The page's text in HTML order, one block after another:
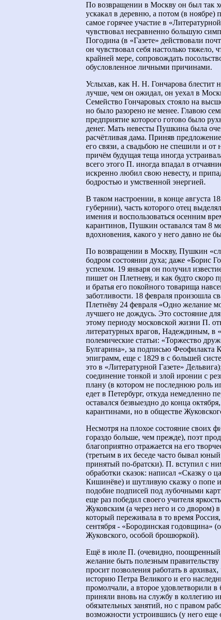
По возвращении в Москву он был так
ускакал в деревню, а потом (в ноябре)
самое горячее участие в
чувствовал несравненно большую
Погодина (в «Газете» действовали
он чувствовал себя настолько тяжело,
крайней мере, сопровождать
обусловленное личными причинами.
Услыхав, как Н. Н. Гончарова блестит
лучше, чем он ожидал, он уехал в
Семейство Гончаровых стояло на
но было разорено не менее. Главою
предприятие которого готово было
денег. Мать невесты Пушкина была
расчётливая дама. Приняв
его связи, а свадьбою не спешили и от
причём будущая теща иногда
всего этого П. иногда впадал в
искренно любил свою невесту, и
бодростью и умственной энергией.
В таком настроении, в конце августа
губернии), часть которого отец
имения и воспользоваться осенним
карантинов, Пушкин оставался там 8
вдохновения, какого у него давно не
По возвращении в Москву, Пушкин
бодром состоянии духа; даже «Борис
успехом. 19 января он получил
пишет он Плетневу, и как будто скоро
и братья его покойного товарища
заботливости. 18 февраля произошла
Плетнёву 24 февраля «Одно желание
лучшего не дождусь. Это состояние
этому периоду московской жизни П.
литературных врагов, Надеждиным, в
полемические статьи: «Торжество
Булгарина», за подписью Феофилакта
эпиграмм, еще с 1829 в с большей
это в «Литературной Газете»
соединение тонкой и злой иронии с
плану (в котором не последнюю роль
едет в Петербург, откуда немедленно
оставался безвыездно до конца
карантинами, но в обществе
Несмотря на плохое состояние своих
гораздо больше, чем прежде), поэт
благоприятно отражается на его
(третьим в их беседе часто бывал
принятый по-братски). П. вступил с
обработки сказок: написал «Сказку о
Кишинёве) и шутливую сказку о попе
подобие подписей под лубочными
еще раз победил своего учителя
Жуковским (а через него и со двором)
который переживала в то время
сентября - «Бородинская годовщина»
Жуковского, особой брошюркой).
Ещё в июле П. (очевидно, поощренный
желание быть полезным
просит позволения работать в
историю Петра Великого и его
промолчали, а второе удовлетворили
приняли вновь на службу в коллегию
обязательных занятий, но с правом
возможности устроившись (у него еще